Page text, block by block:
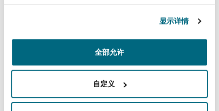
显示详情
全部允许
自定义
Reinsurance
藩市
彻斯特，新贝利广场2号
零售和消费